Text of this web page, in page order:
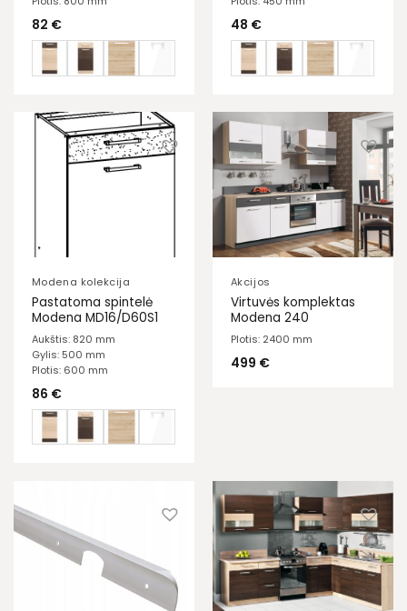
82 € 48 €
Modena kolekcija
Pastatoma spintelė
Modena MD16/D60S1
Aukštis: 820 mm
Gylis: 500 mm
Plotis: 600 mm
86 €
Akcijos
Virtuvės komplektas
Modena 240
Plotis: 2400 mm
499 €